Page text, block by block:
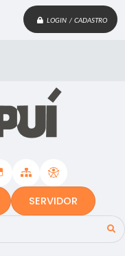
LOGIN / CADASTRO
SERVIDOR